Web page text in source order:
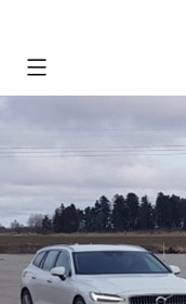
UTBILDNINGAR
VÅRA KURSDAGAR
EVENTS